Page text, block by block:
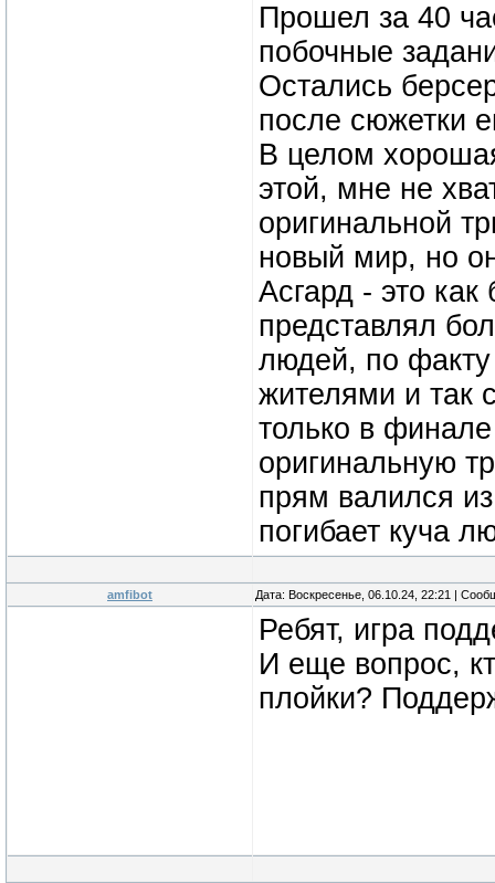
Прошел за 40
побочные
Остались
после сюжетки
В целом
этой, мне не
оригинальной
новый мир, но
Асгард - это
представлял
людей, по факту
жителями и так
только в
оригинальную
прям валился
погибает куча
amfibot Дата: Воскресенье, 06.10.24, 22:21 |
Ребят, игра
И еще вопрос,
плойки?